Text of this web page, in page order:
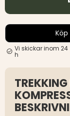
Vi skickar inom 24
h
TREKKING